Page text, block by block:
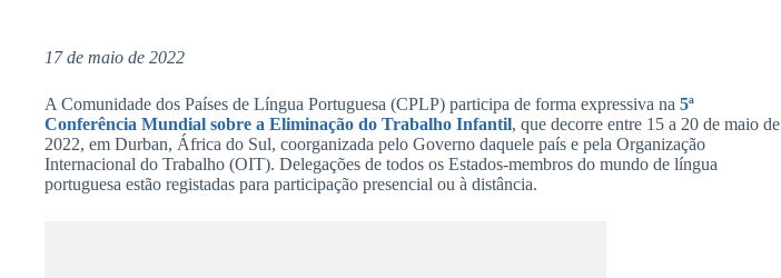
17 de maio de 2022
A Comunidade dos Países de Língua Portuguesa (CPLP) participa de forma expressiva na 5ª
Conferência Mundial sobre a Eliminação do Trabalho Infantil, que decorre entre 15 a 20 de maio de
2022, em Durban, África do Sul, coorganizada pelo Governo daquele país e pela Organização
Internacional do Trabalho (OIT). Delegações de todos os Estados-membros do mundo de língua
portuguesa estão registadas para participação presencial ou à distância.